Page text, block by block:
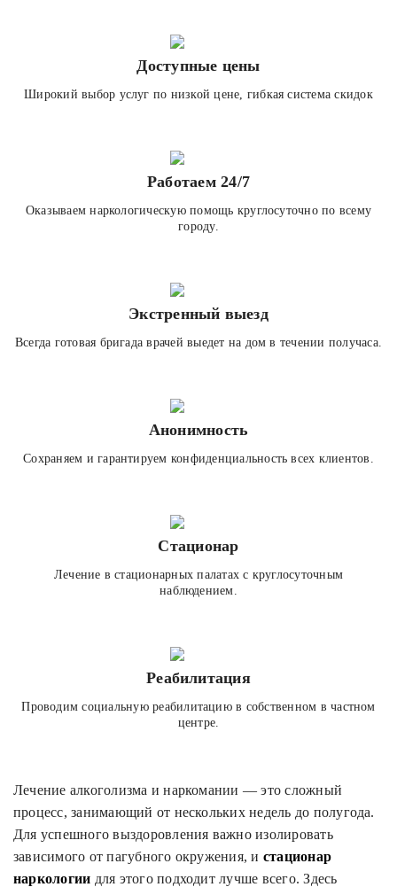
Доступные цены
Широкий выбор услуг по низкой цене, гибкая система скидок
Работаем 24/7
Оказываем наркологическую помощь круглосуточно по всему
городу.
Экстренный выезд
Всегда готовая бригада врачей выедет на дом в течении получаса.
Анонимность
Сохраняем и гарантируем конфиденциальность всех клиентов.
Стационар
Лечение в стационарных палатах с круглосуточным
наблюдением.
Реабилитация
Проводим социальную реабилитацию в собственном в частном
центре.
Лечение алкоголизма и наркомании — это сложный
процесс, занимающий от нескольких недель до полугода.
Для успешного выздоровления важно изолировать
зависимого от пагубного окружения, и стационар
наркологии для этого подходит лучше всего. Здесь